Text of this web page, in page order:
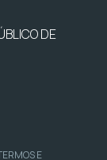
DE
E